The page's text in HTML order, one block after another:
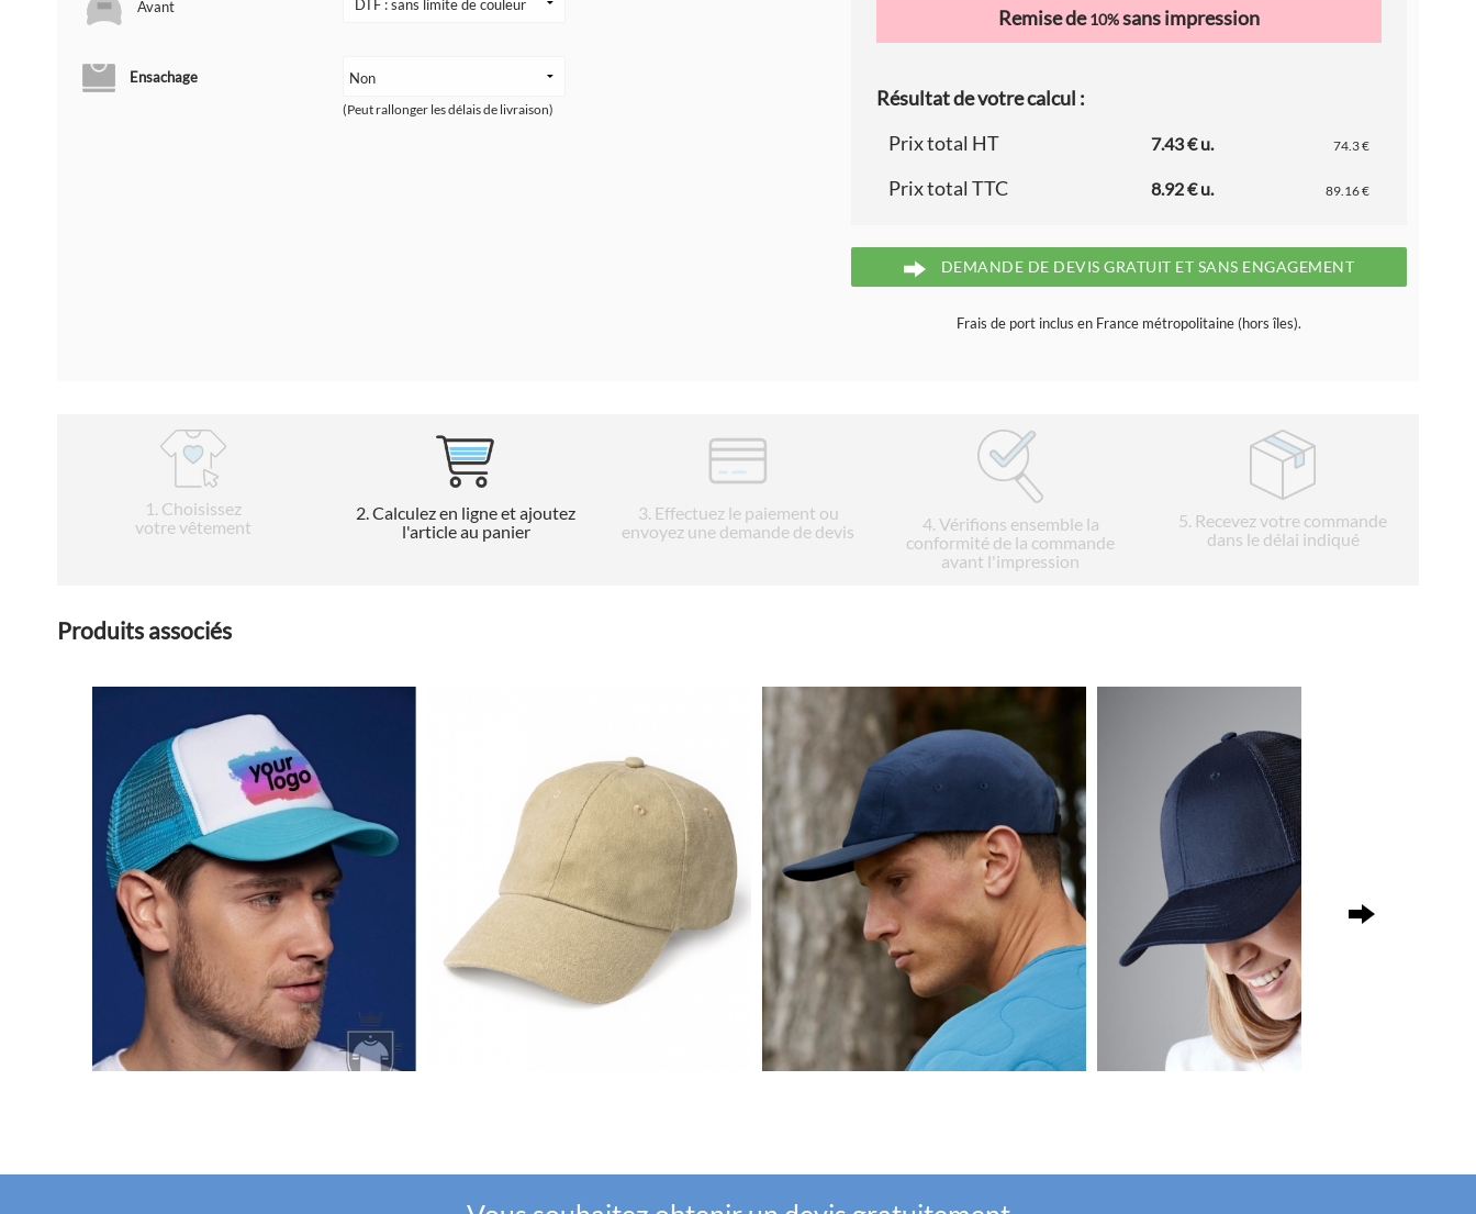
Avant
Ensachage
(Peut rallonger les délais de livraison)
Remise de10%sans impression
Résultat de votre calcul :
Prix total HT
7.43 € u. 74.3 €
Prix total TTC 8.92 € u. 89.16 €
DEMANDE DE DEVIS GRATUIT ET SANS ENGAGEMENT
Frais de port inclus en France métropolitaine (hors îles).
1 . Choisissez
votre vêtement
2 . Calculez en ligne et ajoutez
l'article au panier
3 . Effectuez le paiement ou
envoyez une demande de devis
4. Vérifions ensemble la
conformité de la commande
avant l'impression
5. Recevez votre commande
dans le délai indiqué
Produits associés